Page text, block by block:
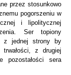
przez stosunkowo
pogorszeniu w
i lipolitycznej
Ser topiony
z jednej strony by
z drugiej
pozostałości sera